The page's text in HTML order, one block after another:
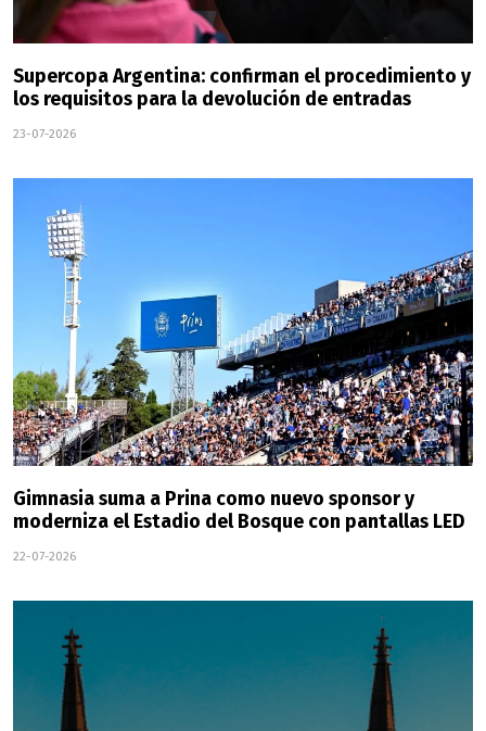
Supercopa Argentina: confirman el procedimiento y
los requisitos para la devolución de entradas
23-07-2026
Gimnasia suma a Prina como nuevo sponsor y
moderniza el Estadio del Bosque con pantallas LED
22-07-2026